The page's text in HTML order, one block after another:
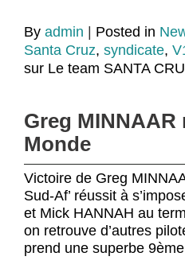
By admin Posted in
Santa Cruz, syndicate,
sur Le team SANTA
Greg
Monde
Victoire de Greg
Sud-Af’ réussit à
et Mick HANNAH au
on retrouve d’autres
prend une superbe